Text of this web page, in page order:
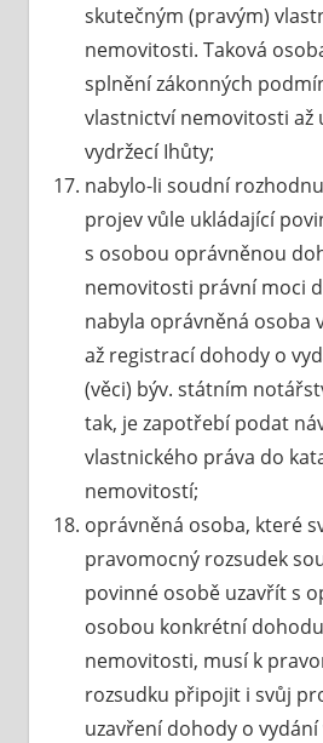
skutečným (pravým)
nemovitosti. Taková
splnění zákonných
vlastnictví nemovitosti až
vydržecí Ihůty;
nabylo-li soudní
projev vůle ukládající
s osobou oprávněnou
nemovitosti právní moci
nabyla oprávněná osoba
až registrací dohody o
(věci) býv. státním
tak, je zapotřebí podat
vlastnického práva do
nemovitostí;
oprávněná osoba, které
pravomocný rozsudek
povinné osobě uzavřít s
osobou konkrétní
nemovitosti, musí k
rozsudku připojit i svůj
uzavření dohody o